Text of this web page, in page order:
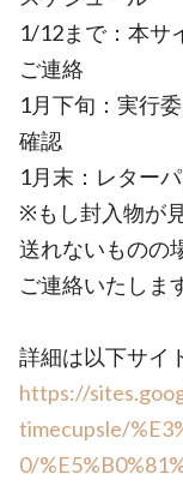
1/12まで：本サ
ご連絡
1月下旬：実行
確認
1月末：レター
※もし封入物が
送れないものの
ご連絡いたしま
詳細は以下サイ
https://
timecupsle/
0/